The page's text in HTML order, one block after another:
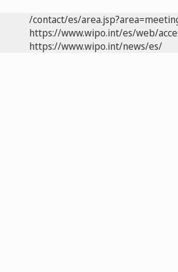
/contact/es/
https://www.wipo.int/es/web/
https://www.wipo.int/news/es/